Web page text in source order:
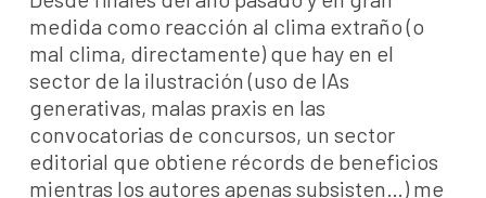
medida como reacción al clima extraño (o
mal clima, directamente) que hay en el
sector de la ilustración (uso de IAs
generativas, malas praxis en las
convocatorias de concursos, un sector
editorial que obtiene récords de beneficios
mientras los autores apenas subsisten…) me